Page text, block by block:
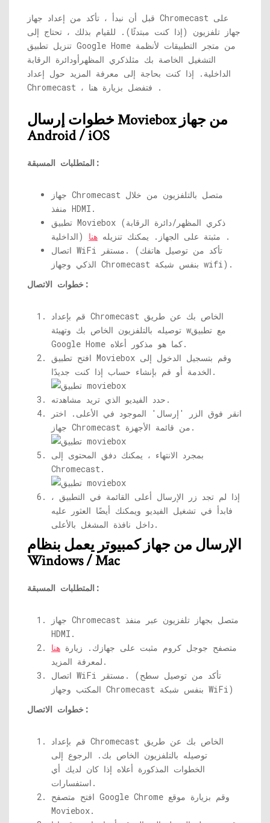
قبل أن نبدأ ، تأكد من إعداد جهاز Chromecast على
جهاز تلفزيون (إذا كنت مبتدئًا). للقيام بذلك ، تحتاج إلى
تنزيل تطبيق Google Home من متجر التطبيقات لأنظمة
التشغيل الخاصة بك مثلذكري المظهر أودائرة الرقابة
الداخلية . إذا كنت بحاجة إلى معرفة المزيد حول إعداد
Chromecast ، فتفضل بزيارة هنا .
خطوات إرسال Moviebox من جهاز
Android / iOS
المتطلبات المسبقة:
جهاز Chromecast متصل بالتلفزيون من خلال
منفذ HDMI.
تطبيق Moviebox (
ذكري المظهر /دائرة الرقابة
الداخلية
) مثبتة على الجهاز. يمكنك تنزيله هنا
.
اتصال WiFi مستقر. (تأكد من توصيل هاتفك
الذكي وجهاز Chromecast بنفس شبكة wifi).
خطوات الاتصال:
قم بإعداد Chromecast الخاص بك عن طريق
توصيله بالتلفزيون الخاص بك وتهيئة wمع تطبيق
Google Home كما هو مذكور أعلاه.
افتح تطبيق Moviebox وقم بتسجيل الدخول إلى
الخدمة أو قم بإنشاء حساب إذا كنت جديدًا.
حدد الفيديو الذي تريد مشاهدته.
انقر فوق الزر 'إرسال' الموجود في الأعلى. اختر
جهاز Chromecast من قائمة الأجهزة.
بمجرد الانتهاء ، يمكنك دفق المحتوى إلى
Chromecast.
إذا لم تجد زر الإرسال أعلى القائمة في التطبيق ،
فابدأ في تشغيل الفيديو ويمكنك أيضًا العثور عليه
داخل نافذة المشغل بالأعلى.
الإرسال من جهاز كمبيوتر يعمل بنظام
Windows / Mac
المتطلبات المسبقة:
جهاز Chromecast متصل بجهاز تلفزيون عبر منفذ
HDMI.
متصفح جوجل كروم مثبت على جهازك. زيارة هنا
لمعرفة المزيد.
اتصال WiFi مستقر. (تأكد من توصيل سطح
المكتب وجهاز Chromecast بنفس شبكة WiFi)
خطوات الاتصال:
قم بإعداد Chromecast الخاص بك عن طريق
توصيله بالتلفزيون الخاص بك. الرجوع إلى
الخطوات المذكورة أعلاه إذا كان لديك أي
استفسارات.
افتح متصفح Google Chrome وقم بزيارة موقع
Moviebox.